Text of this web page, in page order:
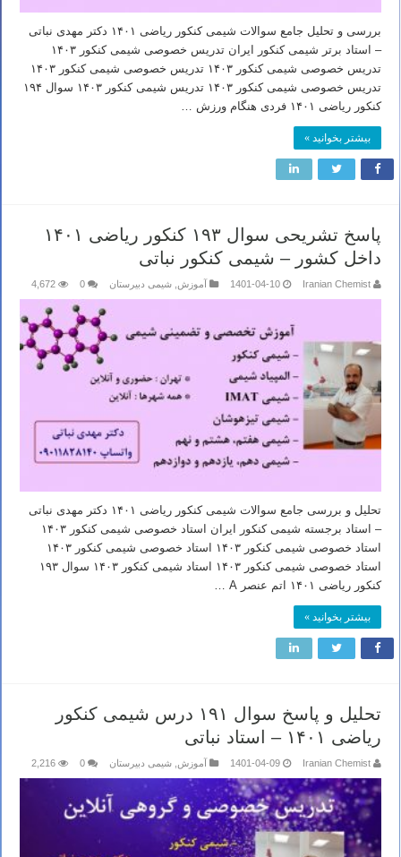
بررسی و تحلیل جامع سوالات شیمی کنکور ریاضی ۱۴۰۱ دکتر مهدی نباتی
– استاد برتر شیمی کنکور ایران تدریس خصوصی شیمی کنکور ۱۴۰۳
تدریس خصوصی شیمی کنکور ۱۴۰۳ تدریس خصوصی شیمی کنکور ۱۴۰۳
تدریس خصوصی شیمی کنکور ۱۴۰۳ تدریس شیمی کنکور ۱۴۰۳ سوال ۱۹۴
کنکور ریاضی ۱۴۰۱ فردی هنگام ورزش …
بیشتر بخوانید »
پاسخ تشریحی سوال ۱۹۳ کنکور ریاضی ۱۴۰۱
داخل کشور – شیمی کنکور نباتی
Iranian Chemist
1401-04-10 آموزش شیمی دبیرستان 0
4,672
تحلیل و بررسی جامع سوالات شیمی کنکور ریاضی ۱۴۰۱ دکتر مهدی نباتی
– استاد برجسته شیمی کنکور ایران استاد خصوصی شیمی کنکور ۱۴۰۳
استاد خصوصی شیمی کنکور ۱۴۰۳ استاد خصوصی شیمی کنکور ۱۴۰۳
استاد خصوصی شیمی کنکور ۱۴۰۳ استاد شیمی کنکور ۱۴۰۳ سوال ۱۹۳
کنکور ریاضی ۱۴۰۱ اتم عنصر A …
بیشتر بخوانید »
تحلیل و پاسخ سوال ۱۹۱ درس شیمی کنکور
ریاضی ۱۴۰۱ – استاد نباتی
Iranian Chemist
1401-04-09 آموزش شیمی دبیرستان 0
2,216